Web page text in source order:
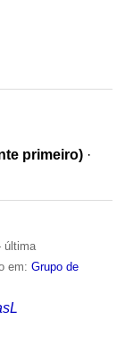
primeiro) ·
última
em: Grupo de